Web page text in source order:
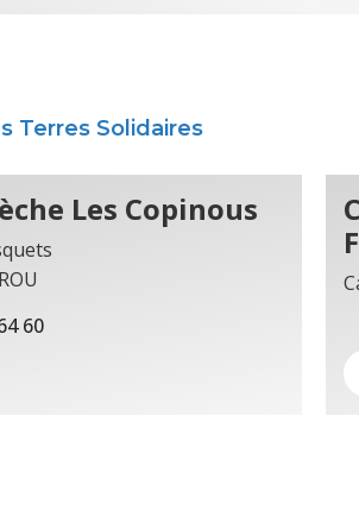
Terres Solidaires
Les Copinous
60